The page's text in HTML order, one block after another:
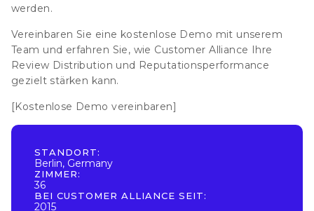
STANDORT:
Berlin, Germany
ZIMMER:
36
BEI CUSTOMER ALLIANCE SEIT:
2015
werden.
Vereinbaren Sie eine kostenlose Demo mit unserem
Team und erfahren Sie, wie Customer Alliance Ihre
Review Distribution und Reputationsperformance
gezielt stärken kann.
[Kostenlose Demo vereinbaren]